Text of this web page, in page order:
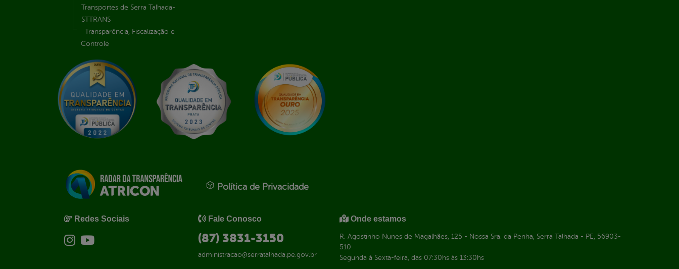
Transportes de Serra Talhada-
STTRANS
Transparência, Fiscalização e
Controle
Política de Privacidade
Redes Sociais Fale Conosco
(87) 3831-3150
administracao@serratalhada.pe.gov.br
Onde estamos
R. Agostinho Nunes de Magalhães, 125 - Nossa Sra. da Penha, Serra Talhada - PE, 56903-
510
Segunda à Sexta-feira, das 07:30hs às 13:30hs